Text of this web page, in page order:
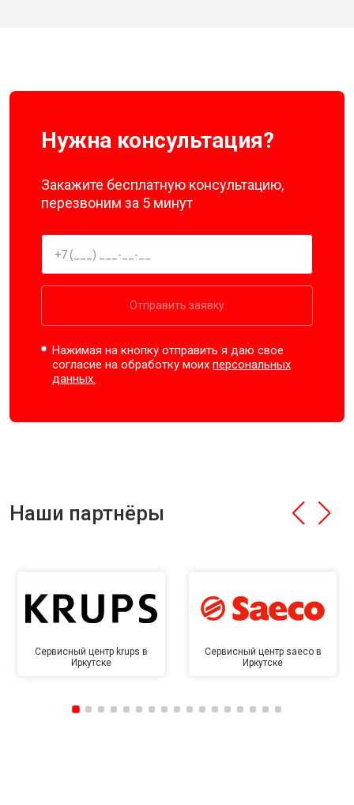
Нужна консультация?
Закажите бесплатную консультацию,
перезвоним за 5 минут
Отправить заявку
Нажимая на кнопку отправить я даю свое
согласие на обработку моихперсональных
данных.
Наши партнёры
Сервисный центр krups в
Иркутске
Сервисный центр saeco в
Иркутске